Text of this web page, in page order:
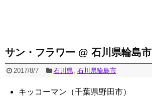
サン・フラワー @ 石川県輪島市
2017/8/7 石川県, 石川県輪島市
キッコーマン（千葉県野田市）